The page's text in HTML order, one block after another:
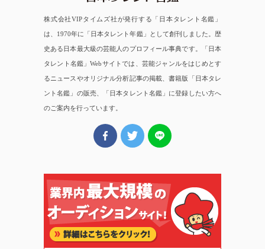
株式会社VIPタイムズ社が発行する「日本タレント名鑑」
は、1970年に「日本タレント年鑑」として創刊しました。歴
史ある日本最大級の芸能人のプロフィール事典です。「日本
タレント名鑑」Webサイトでは、芸能ジャンルをはじめとす
るニュースやオリジナル分析記事の掲載、書籍版「日本タレ
ント名鑑」の販売、「日本タレント名鑑」に登録したい方へ
のご案内を行っています。